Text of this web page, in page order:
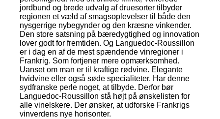
jordbund og brede udvalg af druesorter tilbyder
regionen et væld af smagsoplevelser til både den
nysgerrige nybegynder og den kræsne vinkender.
Den store satsning på bæredygtighed og innovation
lover godt for fremtiden. Og Languedoc-Roussillon
er i dag en af de mest spændende vinregioner i
Frankrig. Som fortjener mere opmærksomhed.
Uanset om man er til kraftige rødvine. Elegante
hvidvine eller også søde specialiteter. Har denne
sydfranske perle noget, at tilbyde. Derfor bør
Languedoc-Roussillon stå højt på ønskelisten for
alle vinelskere. Der ønsker, at udforske Frankrigs
vinverdens nye horisonter.